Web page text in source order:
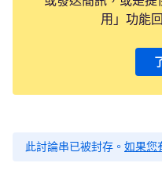
用」功能
此討論串已被封存。 如果您